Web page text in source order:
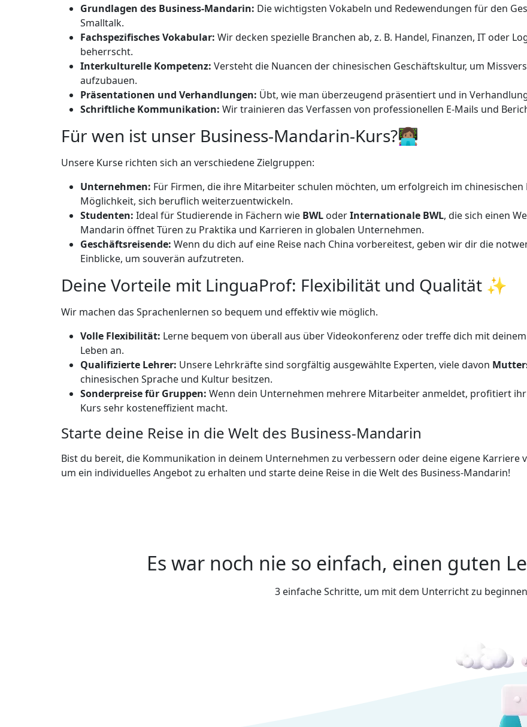
Grundlagen des Business-Mandarin: Die wichtigsten Vokabeln und Redewendungen für den
Smalltalk.
Fachspezifisches Vokabular: Wir decken spezielle Branchen ab, z. B. Handel, Finanzen, IT oder
beherrscht.
Interkulturelle Kompetenz: Versteht die Nuancen der chinesischen Geschäftskultur, um
aufzubauen.
Präsentationen und Verhandlungen: Übt, wie man überzeugend präsentiert und in
Schriftliche Kommunikation: Wir trainieren das Verfassen von professionellen E-Mails und
Für wen ist unser Business-Mandarin-Kurs?👩🏽‍💻
Unsere Kurse richten sich an verschiedene Zielgruppen:
Unternehmen: Für Firmen, die ihre Mitarbeiter schulen möchten, um erfolgreich im
Möglichkeit, sich beruflich weiterzuentwickeln.
Studenten: Ideal für Studierende in Fächern wie BWL oderInternationale BWL, die sich einen
Mandarin öffnet Türen zu Praktika und Karrieren in globalen Unternehmen.
Geschäftsreisende: Wenn du dich auf eine Reise nach China vorbereitest, geben wir dir die
Einblicke, um souverän aufzutreten.
Deine Vorteile mit LinguaProf: Flexibilität und Qualität ✨
Wir machen das Sprachenlernen so bequem und effektiv wie möglich.
Volle Flexibilität: Lerne bequem von überall aus über Videokonferenz oder treffe dich mit
Leben an.
Qualifizierte Lehrer: Unsere Lehrkräfte sind sorgfältig ausgewählte Experten, viele davon
chinesischen Sprache und Kultur besitzen.
Sonderpreise für Gruppen: Wenn dein Unternehmen mehrere Mitarbeiter anmeldet, profitiert
Kurs sehr kosteneffizient macht.
Starte deine Reise in die Welt des Business-Mandarin
Bist du bereit, die Kommunikation in deinem Unternehmen zu verbessern oder deine eigene Karriere
um ein individuelles Angebot zu erhalten und starte deine Reise in die Welt des Business-Mandarin!
Es war noch nie so einfach, einen guten
3 einfache Schritte, um mit dem Unterricht zu